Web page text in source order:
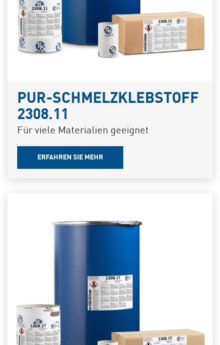
PUR-SCHMELZKLEBSTOFF
2308.11
Für viele Materialien geeignet
ERFAHREN SIE MEHR